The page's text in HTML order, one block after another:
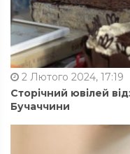
2 Лютого 2024, 17:19
Сторічний ювілей
Бучаччини